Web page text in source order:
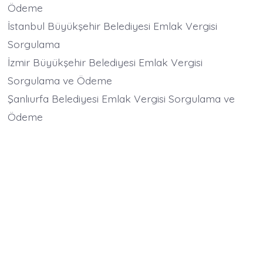
Ödeme
İstanbul Büyükşehir Belediyesi Emlak Vergisi
Sorgulama
İzmir Büyükşehir Belediyesi Emlak Vergisi
Sorgulama ve Ödeme
Şanlıurfa Belediyesi Emlak Vergisi Sorgulama ve
Ödeme